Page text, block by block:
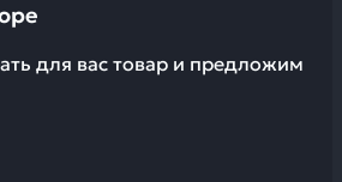
для вас товар и предложим